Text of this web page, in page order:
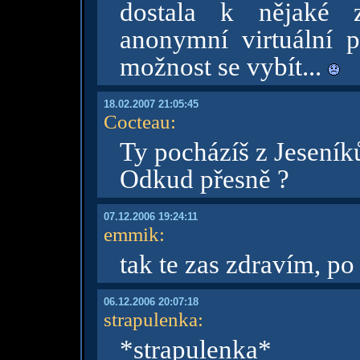
dostala k nějaké
anonymní virtuální
možnost se vybít...
18.02.2007 21:05:45
Cocteau:
Ty pocházíš z
Odkud přesně ?
07.12.2006 19:24:11
emmik:
tak te zas zdravím,
06.12.2006 20:07:18
strapulenka:
*strapulenka*